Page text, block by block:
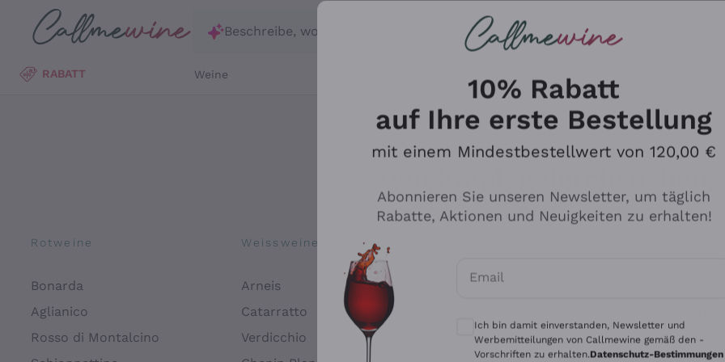
Zum Hauptinhalt springen
Beschreibe, wonach du suchst
RABATT Weine
Rotweine
Bonarda
Aglianico
Rosso di Montalcino
Weissweine
Arneis
Catarratto
Verdicchio
Tenuta San Leonardo
Alessandra Divella
Für
10% Rabatt
auf Ihre erste Bestellung
mit einem Mindestbestellwert von 120,00 €
Abonnieren Sie unseren Newsletter, um täglich
Rabatte, Aktionen und Neuigkeiten zu erhalten!
Email
Optionale Einwilligungen zum Erhalt von
Ich bin damit einverstanden, Newsletter und
Werbemitteilungen von Callmewine gemäß den -
Vorschriften zu erhalten.Datenschutz-Bestimmungen